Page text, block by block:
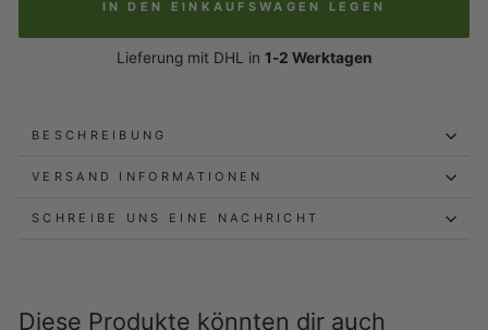
IN DEN EINKAUFSWAGEN LEGEN
Lieferung mit DHL in 1-2 Werktagen
BESCHREIBUNG
VERSAND INFORMATIONEN
SCHREIBE UNS EINE NACHRICHT
Diese Produkte könnten dir auch